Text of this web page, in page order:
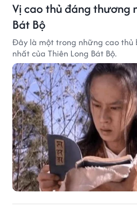
Vị cao thủ đáng thương
Bát Bộ
Đây là một trong những cao thủ
nhất của Thiên Long Bát Bộ.